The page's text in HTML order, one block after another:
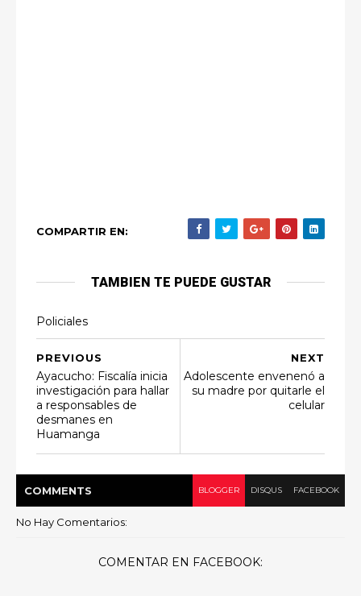
COMPARTIR EN:
TAMBIEN TE PUEDE GUSTAR
Policiales
NEXT
Adolescente envenenó a
su madre por quitarle el
celular
PREVIOUS
Ayacucho: Fiscalía inicia
investigación para hallar
a responsables de
desmanes en
Huamanga
COMMENTS BLOGGER DISQUS FACEBOOK
No Hay Comentarios:
COMENTAR EN FACEBOOK: